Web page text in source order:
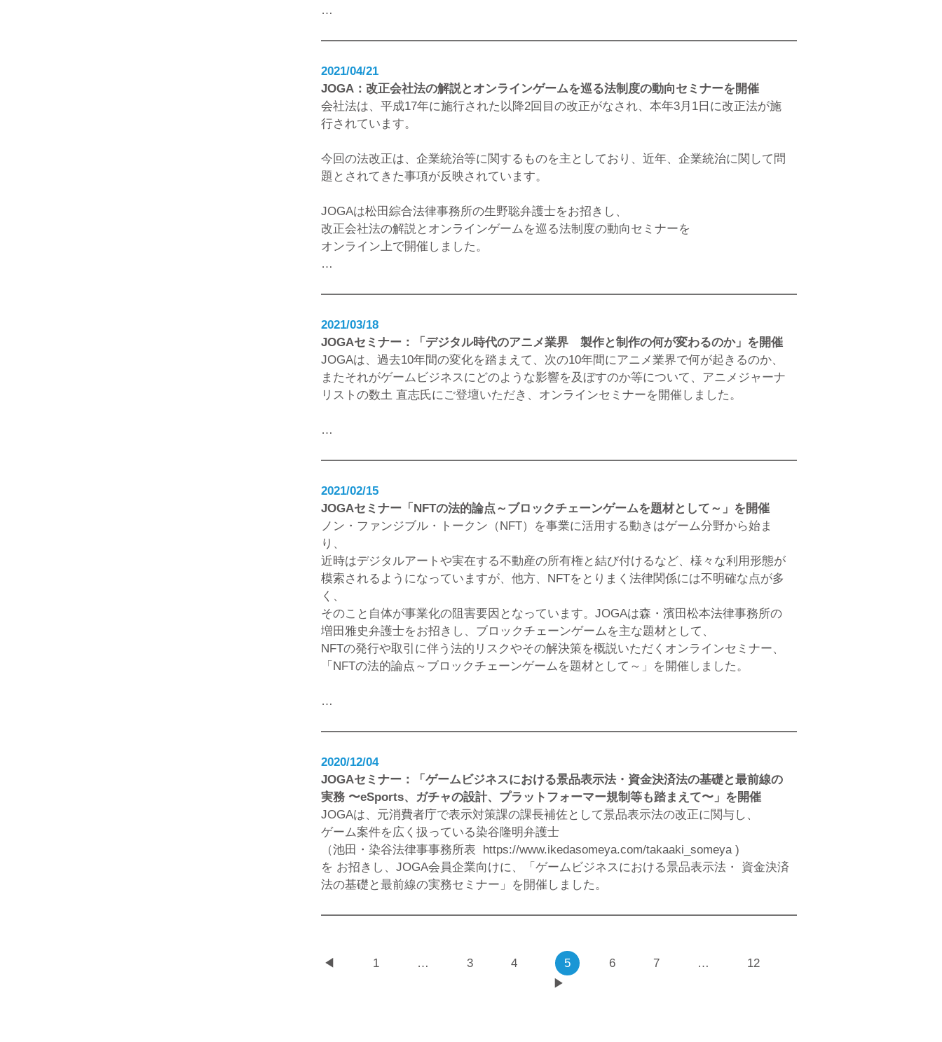
…
2021/04/21
JOGA：改正会社法の解説とオンラインゲームを巡る法制度の動向セミナーを開催
会社法は、平成17年に施行された以降2回目の改正がなされ、本年3月1日に改正法が施
行されています。
今回の法改正は、企業統治等に関するものを主としており、近年、企業統治に関して問
題とされてきた事項が反映されています。
JOGAは松田綜合法律事務所の生野聡弁護士をお招きし、
改正会社法の解説とオンラインゲームを巡る法制度の動向セミナーを
オンライン上で開催しました。
…
2021/03/18
JOGAセミナー：「デジタル時代のアニメ業界 製作と制作の何が変わるのか」を開催
JOGAは、過去10年間の変化を踏まえて、次の10年間にアニメ業界で何が起きるのか、
またそれがゲームビジネスにどのような影響を及ぼすのか等について、アニメジャーナ
リストの数土 直志氏にご登壇いただき、オンラインセミナーを開催しました。
…
2021/02/15
JOGAセミナー「NFTの法的論点～ブロックチェーンゲームを題材として～」を開催
ノン・ファンジブル・トークン（NFT）を事業に活用する動きはゲーム分野から始ま
り、
近時はデジタルアートや実在する不動産の所有権と結び付けるなど、様々な利用形態が
模索されるようになっていますが、他方、NFTをとりまく法律関係には不明確な点が多
く、
そのこと自体が事業化の阻害要因となっています。JOGAは森・濱田松本法律事務所の
増田雅史弁護士をお招きし、ブロックチェーンゲームを主な題材として、
NFTの発行や取引に伴う法的リスクやその解決策を概説いただくオンラインセミナー、
「NFTの法的論点～ブロックチェーンゲームを題材として～」を開催しました。
…
2020/12/04
JOGAセミナー：「ゲームビジネスにおける景品表示法・資金決済法の基礎と最前線の
実務 〜eSports、ガチャの設計、プラットフォーマー規制等も踏まえて〜」を開催
JOGAは、元消費者庁で表示対策課の課長補佐として景品表示法の改正に関与し、
ゲーム案件を広く扱っている染谷隆明弁護士
（池田・染谷法律事事務所表 https://www.ikedasomeya.com/takaaki_someya )
を お招きし、JOGA会員企業向けに、「ゲームビジネスにおける景品表示法・ 資金決済
法の基礎と最前線の実務セミナー」を開催しました。
◀ 1 … 3 4 5 6 7 …
12
▶